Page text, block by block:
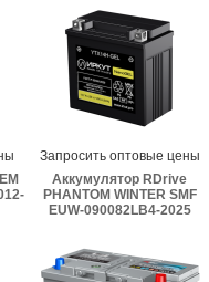
Запросить оптовые цены
Аккумулятор RDrive
PHANTOM WINTER SMF
EUW-090082LB4-2025